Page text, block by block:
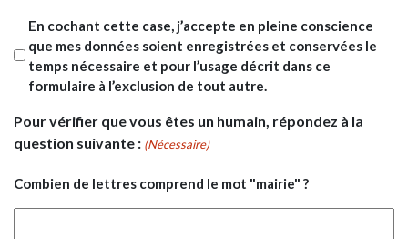
En cochant cette case, j’accepte en pleine conscience
que mes données soient enregistrées et conservées le
temps nécessaire et pour l’usage décrit dans ce
formulaire à l’exclusion de tout autre.
Pour vérifier que vous êtes un humain, répondez à la
question suivante : (Nécessaire)
Combien de lettres comprend le mot "mairie" ?